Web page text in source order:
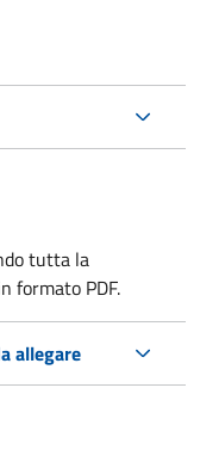
tutta la
formato PDF.
allegare